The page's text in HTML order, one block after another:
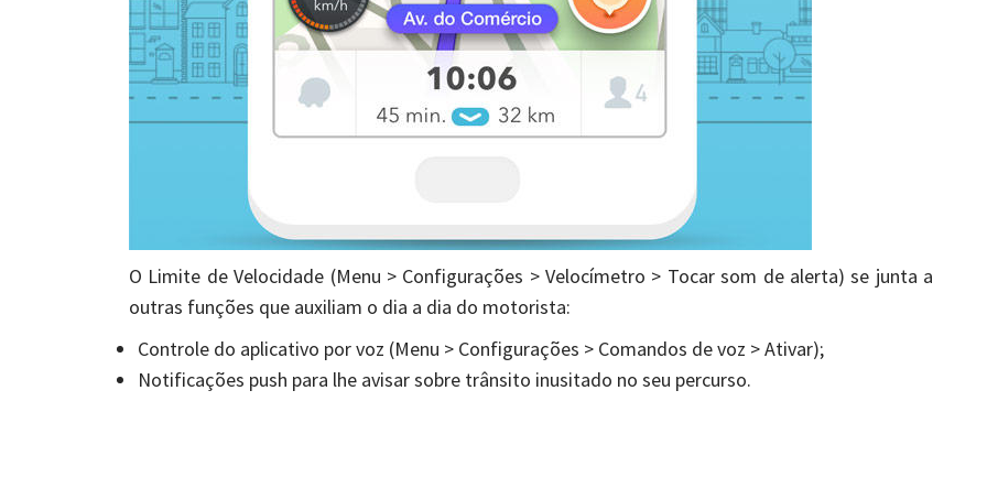
O Limite de Velocidade (Menu > Configurações > Velocímetro > Tocar som de alerta) se junta a
outras funções que auxiliam o dia a dia do motorista:
Controle do aplicativo por voz (Menu > Configurações > Comandos de voz > Ativar);
Notificações push para lhe avisar sobre trânsito inusitado no seu percurso.